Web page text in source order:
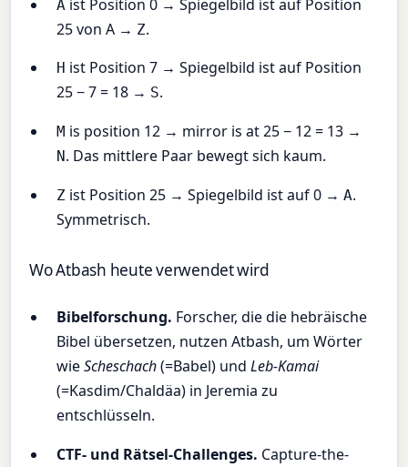
A ist Position 0 → Spiegelbild ist auf Position
25 von A → Z.
H ist Position 7 → Spiegelbild ist auf Position
25 − 7 = 18 → S.
M is position 12 → mirror is at 25 − 12 = 13 →
N. Das mittlere Paar bewegt sich kaum.
Z ist Position 25 → Spiegelbild ist auf 0 →A.
Symmetrisch.
Wo Atbash heute verwendet wird
Bibelforschung. Forscher, die die hebräische
Bibel übersetzen, nutzen Atbash, um Wörter
wieScheschach(=Babel) undLeb-Kamai
(=Kasdim/Chaldäa) in Jeremia zu
entschlüsseln.
CTF- und Rätsel-Challenges. Capture-the-